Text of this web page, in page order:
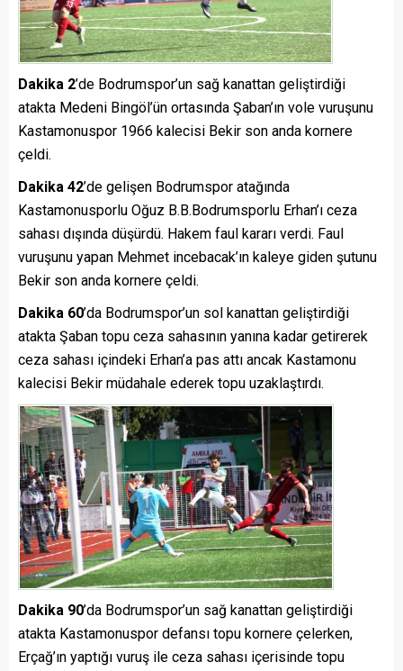
Dakika 2’de Bodrumspor’un sağ kanattan geliştirdiği
atakta Medeni Bingöl’ün ortasında Şaban’ın vole vuruşunu
Kastamonuspor 1966 kalecisi Bekir son anda kornere
çeldi.
Dakika 42’de gelişen Bodrumspor atağında
Kastamonusporlu Oğuz B.B.Bodrumsporlu Erhan’ı ceza
sahası dışında düşürdü. Hakem faul kararı verdi. Faul
vuruşunu yapan Mehmet incebacak’ın kaleye giden şutunu
Bekir son anda kornere çeldi.
Dakika 60’da Bodrumspor’un sol kanattan geliştirdiği
atakta Şaban topu ceza sahasının yanına kadar getirerek
ceza sahası içindeki Erhan’a pas attı ancak Kastamonu
kalecisi Bekir müdahale ederek topu uzaklaştırdı.
Dakika 90’da Bodrumspor’un sağ kanattan geliştirdiği
atakta Kastamonuspor defansı topu kornere çelerken,
Erçağ’ın yaptığı vuruş ile ceza sahası içerisinde topu